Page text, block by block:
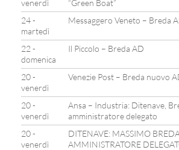
venerdì
“Green Boat”
24 -
martedì
Messaggero Veneto – Breda
22 -
domenica
Il Piccolo – Breda AD
20 -
venerdì
Venezie Post – Breda nuovo
20 -
venerdì
Ansa – Industria: Ditenave,
amministratore delegato
20 -
venerdì
DITENAVE: MASSIMO
AMMINISTRATORE